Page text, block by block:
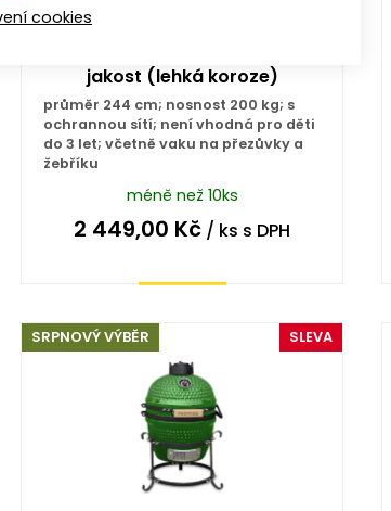
jakost (lehká koroze)
průměr 244 cm; nosnost 200 kg; s
ochrannou sítí; není vhodná pro děti
do 3 let; včetně vaku na přezůvky a
žebříku
méně než 10ks
2 449,00 Kč / ks s DPH
SLEVA
SRPNOVÝ VÝBĚR
cookies